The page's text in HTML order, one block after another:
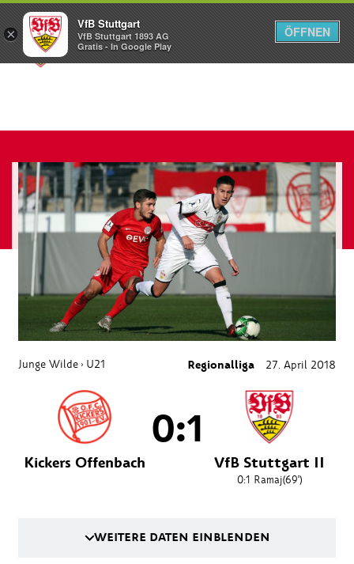
Menü
Junge Wilde › U21 Regionalliga 27. April 2018
Kickers Offenbach
0:1
VfB Stuttgart II
0:1 Ramaj(69')
WEITERE DATEN EINBLENDEN
×
VfB Stuttgart
VfB Stuttgart 1893 AG
Gratis - In Google Play
ÖFFNEN